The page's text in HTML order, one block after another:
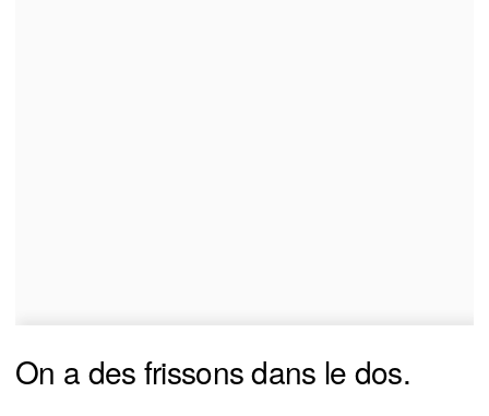
On a des frissons dans le dos.